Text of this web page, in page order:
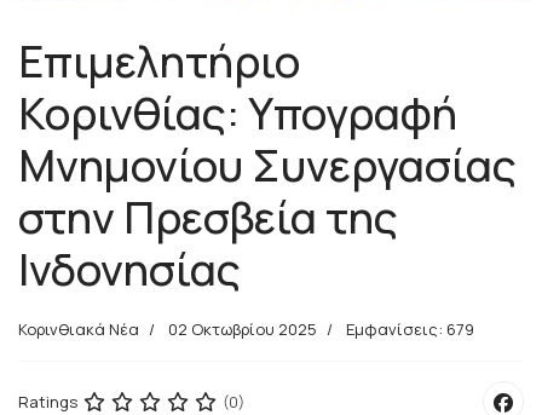
Επιμελητήριο
Κορινθίας: Υπογραφή
Μνημονίου Συνεργασίας
στην Πρεσβεία της
Ινδονησίας
Κορινθιακά Νέα 02 Οκτωβρίου 2025 Εμφανίσεις: 679
Ratings (0)